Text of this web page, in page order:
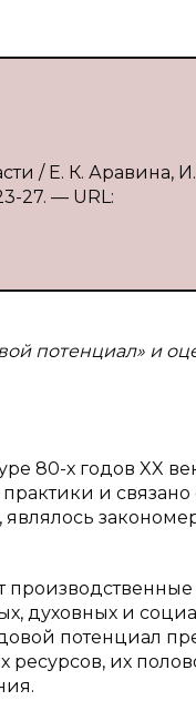
/ Е. К. Аравина,
27. — URL:
потенциал» и
80-х годов XX
и
духовных и
потенциал
их